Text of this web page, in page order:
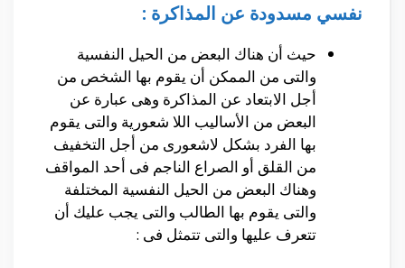
نفسي مسدودة عن المذاكرة :
حيث أن هناك البعض من الحيل النفسية
والتى من الممكن أن يقوم بها الشخص من
أجل الابتعاد عن المذاكرة وهى عبارة عن
البعض من الأساليب اللا شعورية والتى يقوم
بها الفرد بشكل لاشعورى من أجل التخفيف
من القلق أو الصراع الناجم فى أحد المواقف
وهناك البعض من الحيل النفسية المختلفة
والتى يقوم بها الطالب والتى يجب عليك أن
تتعرف عليها والتى تتمثل فى :